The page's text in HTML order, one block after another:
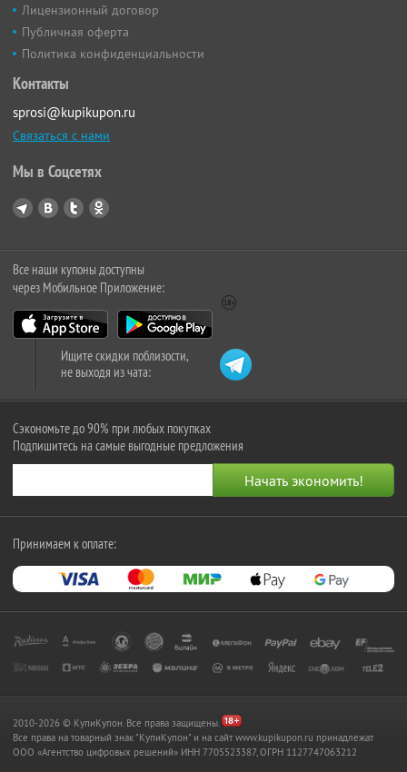
Лицензионный договор
Публичная оферта
Политика конфиденциальности
Контакты
sprosi@kupikupon.ru
Связаться с нами
Мы в Соцсетях
Все наши купоны доступны
через Мобильное Приложение:
Ищите скидки поблизости,
не выходя из чата:
Сэкономьте до 90% при любых покупках
Подпишитесь на самые выгодные предложения
Принимаем к оплате:
2010-2026 © КупиКупон. Все права защищены.
Все права на товарный знак "КупиКупон" и на сайт www.kupikupon.ru принадлежат
OOO «Агентство цифровых решений» ИНН 7705523387, ОГРН 1127747063212